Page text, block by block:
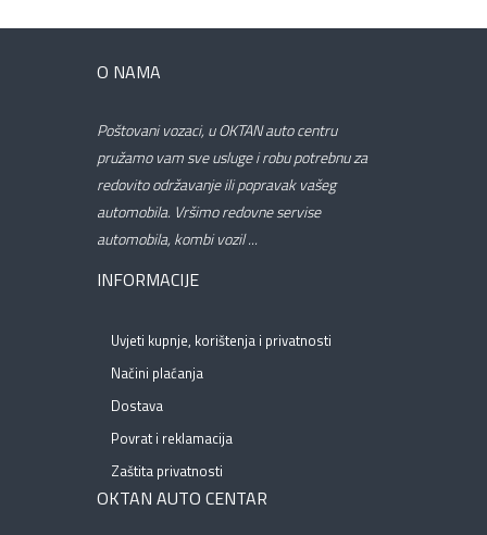
O NAMA
Poštovani vozaci, u OKTAN auto centru
pružamo vam sve usluge i robu potrebnu za
redovito održavanje ili popravak vašeg
automobila. Vršimo redovne servise
automobila, kombi vozil ...
INFORMACIJE
Uvjeti kupnje, korištenja i privatnosti
Načini plaćanja
Dostava
Povrat i reklamacija
Zaštita privatnosti
OKTAN AUTO CENTAR